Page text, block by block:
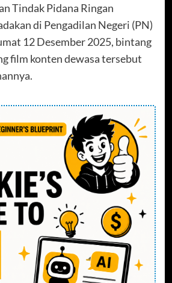
Tindak Pidana Ringan
di Pengadilan Negeri (PN)
12 Desember 2025, bintang
film konten dewasa tersebut